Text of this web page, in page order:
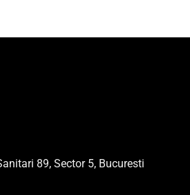
89, Sector 5, Bucuresti